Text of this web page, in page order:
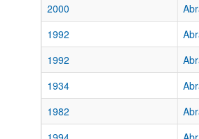
2000
1992
1992
1934
1982